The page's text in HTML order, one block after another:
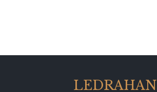
LEDRAHAN